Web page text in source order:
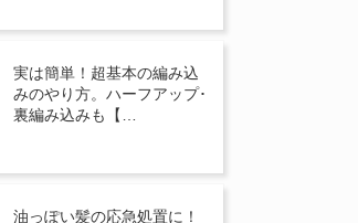
実は簡単！超基本の編み込
みのやり方。ハーフアップ･
裏編み込みも【…
油っぽい髪の応急処置に！